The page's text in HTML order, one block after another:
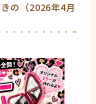
の（2026年4月